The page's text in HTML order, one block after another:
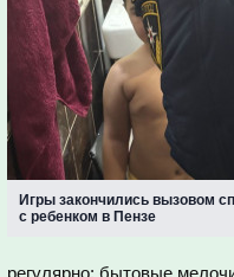
Игры закончились вызовом
с ребенком в Пензе
регулярно: бытовые